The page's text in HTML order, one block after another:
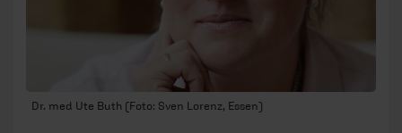
Dr. med Ute Buth (Foto: Sven Lorenz, Essen)